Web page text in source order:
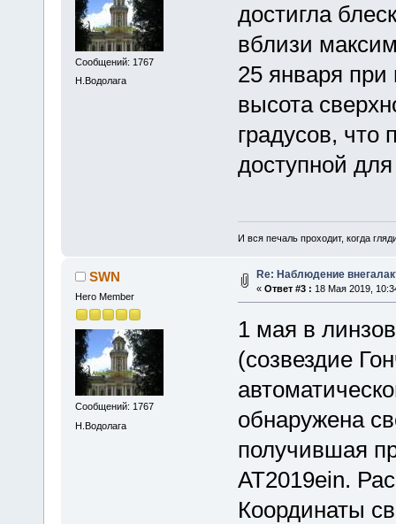
Сообщений: 1767
Н.Водолага
достигла
вблизи
25 января
высота
градусов, что
доступной
И вся печаль проходит, когда
SWN
Hero Member
Сообщений: 1767
Н.Водолага
Re: Наблюдение
« Ответ #3 : 18 Мая 2019,
1 мая в
(созвездие
обнаружена
получившая
AT2019ein.
Координаты